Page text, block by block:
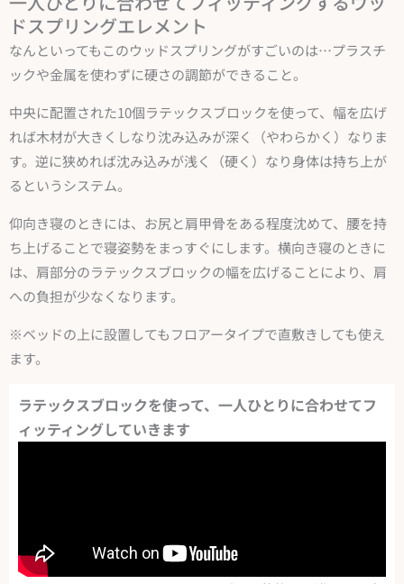
ドスプリングエレメント
なんといってもこのウッドスプリングがすごいのは…プラスチ
ックや金属を使わずに硬さの調節ができること。
中央に配置された10個ラテックスブロックを使って、幅を広げ
れば木材が大きくしなり沈み込みが深く（やわらかく）なりま
す。逆に狭めれば沈み込みが浅く（硬く）なり身体は持ち上が
るというシステム。
仰向き寝のときには、お尻と肩甲骨をある程度沈めて、腰を持
ち上げることで寝姿勢をまっすぐにします。横向き寝のときに
は、肩部分のラテックスブロックの幅を広げることにより、肩
への負担が少なくなります。
※ベッドの上に設置してもフロアータイプで直敷きしても使え
ます。
ラテックスブロックを使って、一人ひとりに合わせてフ
ィッティングしていきます